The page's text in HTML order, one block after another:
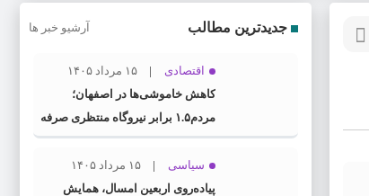
جدیدترین مطالب آرشیو خبر ها
اقتصادی
۱۵ مرداد ۱۴۰۵
کاهش خاموشی‌ها در اصفهان؛
مردم۱.۵ برابر نیروگاه منتظری صرفه
جویی کردند
سیاسی
۱۵ مرداد ۱۴۰۵
پیاده‌روی اربعین امسال، همایش